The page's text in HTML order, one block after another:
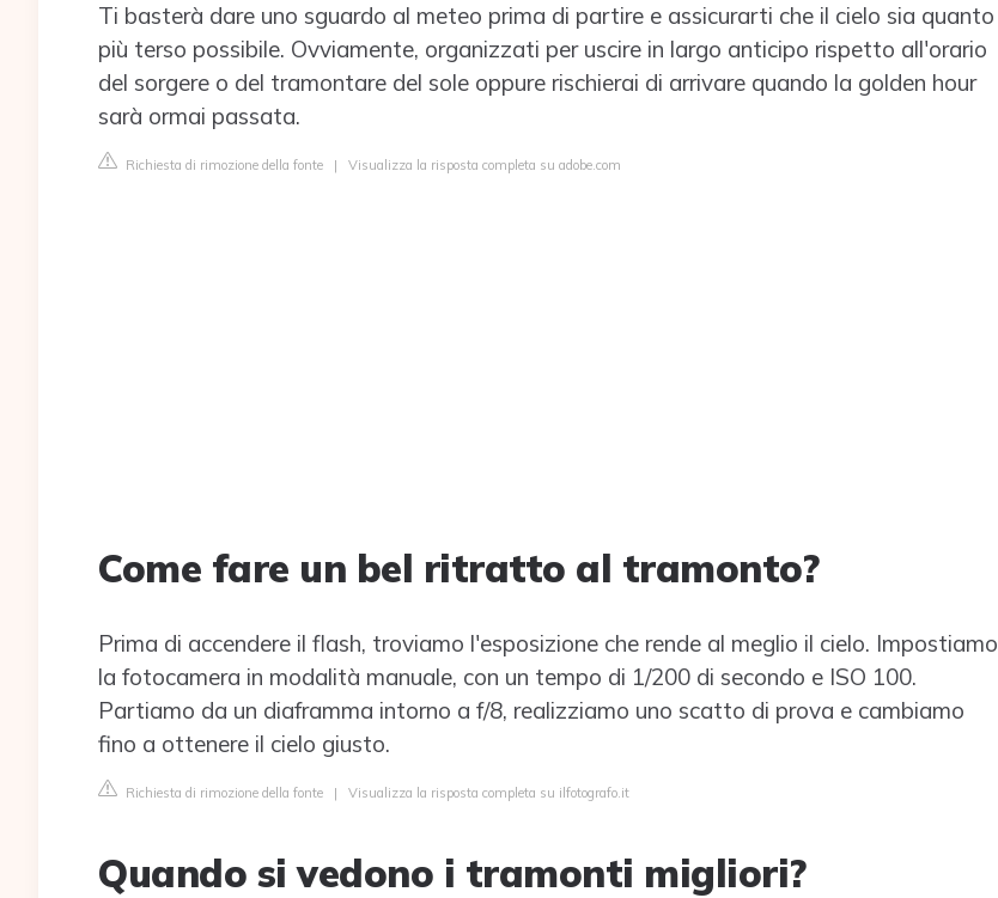
Ti basterà dare uno sguardo al meteo prima di partire e assicurarti che il cielo sia quanto
più terso possibile. Ovviamente, organizzati per uscire in largo anticipo rispetto all'orario
del sorgere o del tramontare del sole oppure rischierai di arrivare quando la golden hour
sarà ormai passata.
Richiesta di rimozione della fonte | Visualizza la risposta completa su adobe.com
Come fare un bel ritratto al tramonto?
Prima di accendere il flash, troviamo l'esposizione che rende al meglio il cielo. Impostiamo
la fotocamera in modalità manuale, con un tempo di 1/200 di secondo e ISO 100.
Partiamo da un diaframma intorno a f/8, realizziamo uno scatto di prova e cambiamo
fino a ottenere il cielo giusto.
Richiesta di rimozione della fonte | Visualizza la risposta completa su ilfotografo.it
Quando si vedono i tramonti migliori?